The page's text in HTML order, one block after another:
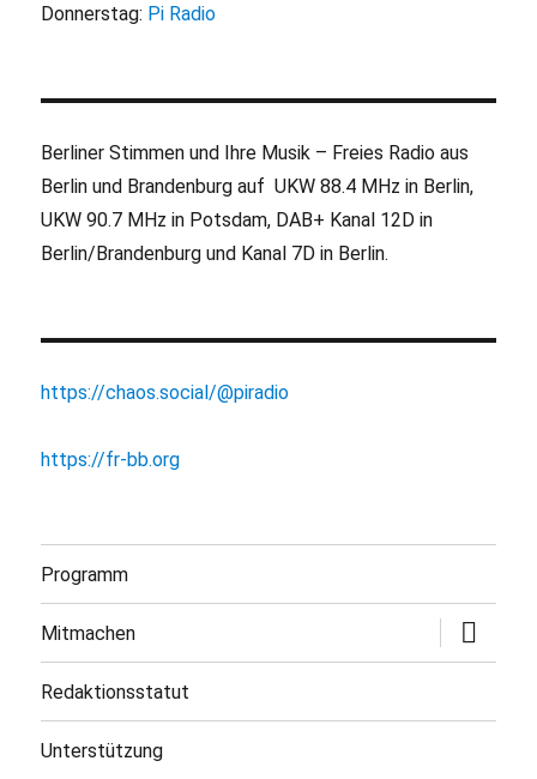
Donnerstag: Pi Radio
Berliner Stimmen und Ihre Musik – Freies Radio aus
Berlin und Brandenburg auf UKW 88.4 MHz in Berlin,
UKW 90.7 MHz in Potsdam, DAB+ Kanal 12D in
Berlin/Brandenburg und Kanal 7D in Berlin.
https://chaos.social/@piradio
https://fr-bb.org
Programm
Mitmachen
öffnen
Redaktionsstatut
Unterstützung